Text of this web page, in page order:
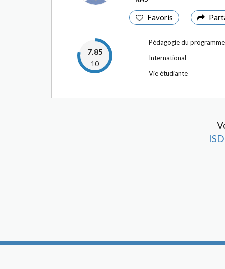
Favoris
7.85
10
Pédagogie du programme
International
Vie étudiante